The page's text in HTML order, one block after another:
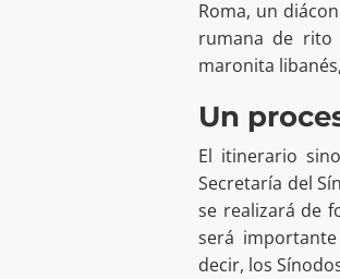
Roma, un
rumana de rito
maronita
Un
El itinerario
Secretaría del
se realizará de
será
decir, los